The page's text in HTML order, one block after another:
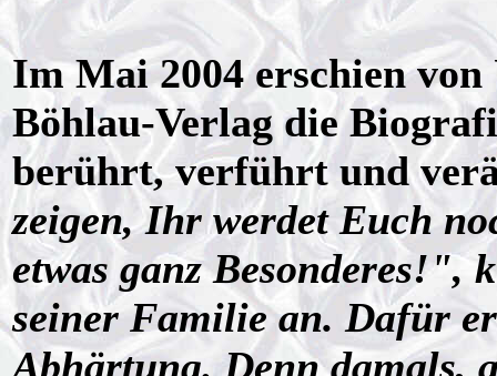
Im Mai 2004 erschien
Böhlau-Verlag die
berührt, verführt und
zeigen, Ihr werdet Euch
etwas ganz Besonderes!",
seiner Familie an. Dafür
Abhärtung. Denn damals,